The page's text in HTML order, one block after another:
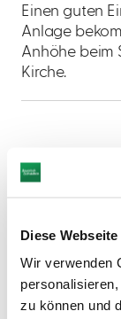
Diese
Wir verwenden
zu können und
Einen guten
Anlage
Anhöhe beim
Kirche.